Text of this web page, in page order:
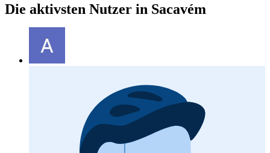
Die aktivsten Nutzer in Sacavém